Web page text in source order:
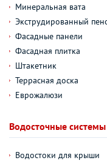
Минеральная вата
Экструдированный
Фасадные панели
Фасадная плитка
Штакетник
Террасная доска
Еврожалюзи
Водосточные системы
Водостоки для крыши